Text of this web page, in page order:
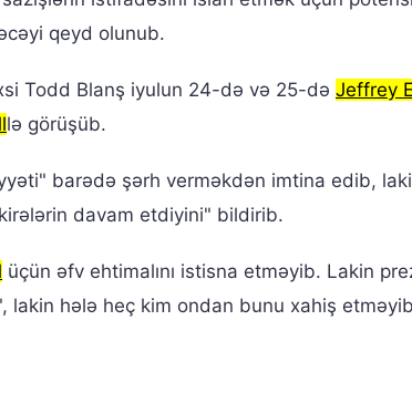
qeyd olunub.
Todd Blanş iyulun 24-də və 25-də Jeffrey
lə görüşüb.
barədə şərh verməkdən imtina edib,
davam etdiyini" bildirib.
üçün əfv ehtimalını istisna etməyib. Lakin
lakin hələ heç kim ondan bunu xahiş